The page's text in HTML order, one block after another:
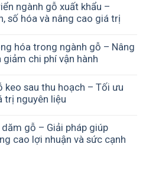
ngành gỗ xuất khẩu –
số hóa và nâng cao giá trị
hóa trong ngành gỗ – Nâng
chi phí vận hành
keo sau thu hoạch – Tối ưu
trị nguyên liệu
gỗ – Giải pháp giúp
cao lợi nhuận và sức cạnh